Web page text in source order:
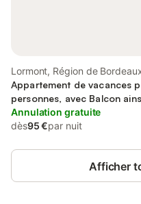
Lormont, Région de
Appartement de vacances
personnes, avec Balcon
Terrasse et Jardin
Annulation gratuite
dès95 €par nuit
Afficher